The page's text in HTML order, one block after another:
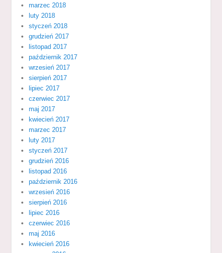
marzec 2018
luty 2018
styczeń 2018
grudzień 2017
listopad 2017
październik 2017
wrzesień 2017
sierpień 2017
lipiec 2017
czerwiec 2017
maj 2017
kwiecień 2017
marzec 2017
luty 2017
styczeń 2017
grudzień 2016
listopad 2016
październik 2016
wrzesień 2016
sierpień 2016
lipiec 2016
czerwiec 2016
maj 2016
kwiecień 2016